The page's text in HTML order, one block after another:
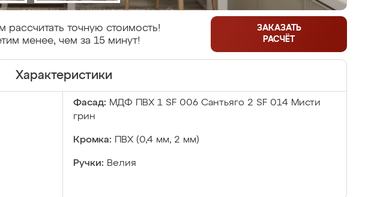
рассчитать точную стоимость!
менее, чем за 15 минут!
ЗАКАЗАТЬ
РАСЧЁТ
Характеристики
Фасад: МДФ ПВХ 1 SF 006 Сантьяго 2 SF 014 Мисти
грин
Кромка: ПВХ (0,4 мм, 2 мм)
Ручки: Велия